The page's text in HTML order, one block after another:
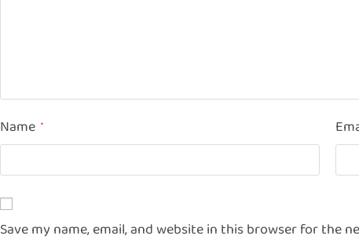
Name *
Save my name, email, and website in this browser for the